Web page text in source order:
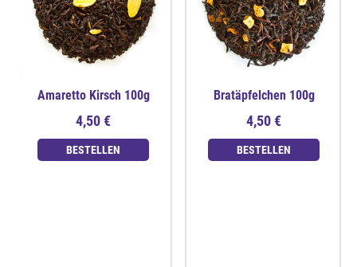
Amaretto Kirsch 100g
4,50 €
BESTELLEN
Bratäpfelchen 100g
4,50 €
BESTELLEN